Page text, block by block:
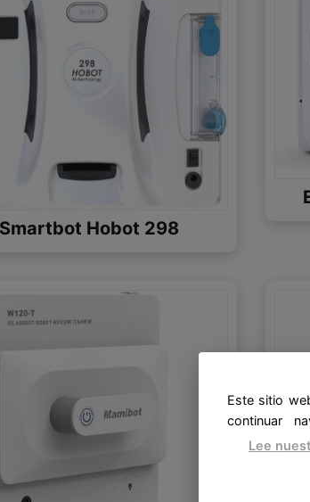
Smartbot Hobot 298
Este sitio
continuar
Lee